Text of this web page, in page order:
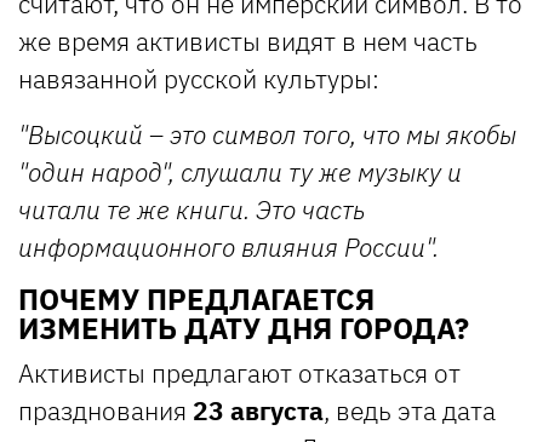
же время активисты видят в нем часть
навязанной русской культуры:
"Высоцкий – это символ того, что мы якобы
"один народ", слушали ту же музыку и
читали те же книги. Это часть
информационного влияния России".
ПОЧЕМУ ПРЕДЛАГАЕТСЯ
ИЗМЕНИТЬ ДАТУ ДНЯ ГОРОДА?
Активисты предлагают отказаться от
празднования 23 августа, ведь эта дата